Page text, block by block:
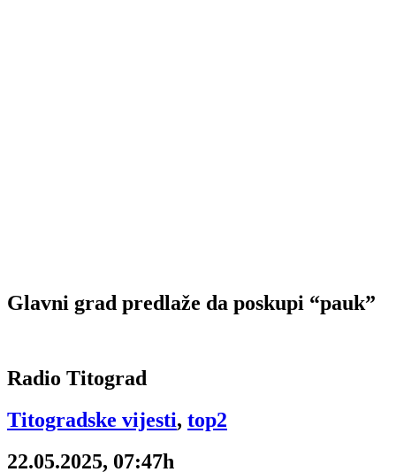
Glavni grad predlaže da poskupi “pauk”
Radio Titograd
Titogradske vijesti, top2
22.05.2025, 07:47h